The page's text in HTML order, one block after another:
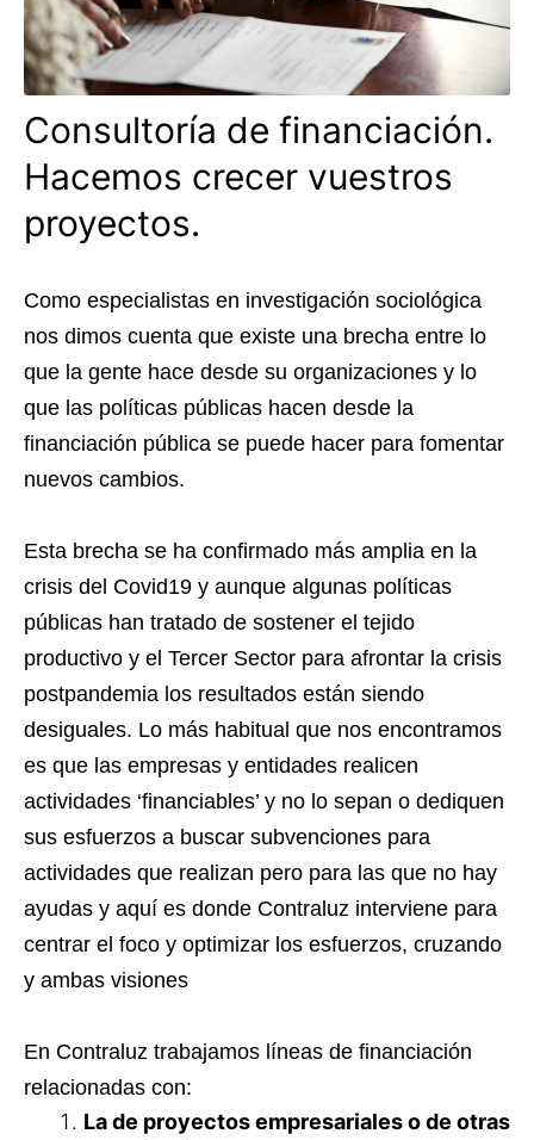
Consultoría de financiación.
Hacemos crecer vuestros
proyectos.
Como especialistas en investigación sociológica
nos dimos cuenta que existe una brecha entre lo
que la gente hace desde su organizaciones y lo
que las políticas públicas hacen desde la
financiación pública se puede hacer para fomentar
nuevos cambios.
Esta brecha se ha confirmado más amplia en la
crisis del Covid19 y aunque algunas políticas
públicas han tratado de sostener el tejido
productivo y el Tercer Sector para afrontar la crisis
postpandemia los resultados están siendo
desiguales. Lo más habitual que nos encontramos
es que las empresas y entidades realicen
actividades ‘financiables’ y no lo sepan o dediquen
sus esfuerzos a buscar subvenciones para
actividades que realizan pero para las que no hay
ayudas y aquí es donde Contraluz interviene para
centrar el foco y optimizar los esfuerzos, cruzando
y ambas visiones
En Contraluz trabajamos líneas de financiación
relacionadas con:
La de proyectos empresariales o de otras